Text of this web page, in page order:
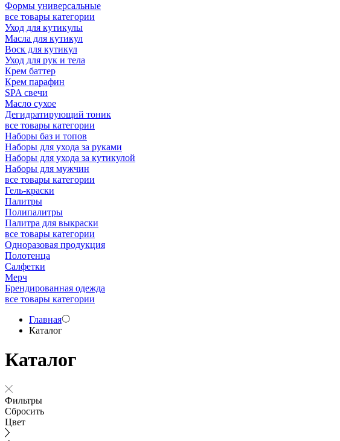
Формы универсальные
все товары категории
Уход для кутикулы
Масла для кутикул
Воск для кутикул
Уход для рук и тела
Крем баттер
Крем парафин
SPA свечи
Масло сухое
Дегидратирующий тоник
все товары категории
Наборы баз и топов
Наборы для ухода за руками
Наборы для ухода за кутикулой
Наборы для мужчин
все товары категории
Гель-краски
Палитры
Полипалитры
Палитра для выкраски
все товары категории
Одноразовая продукция
Полотенца
Салфетки
Мерч
Брендированная одежда
все товары категории
Главная
Каталог
Каталог
Фильтры
Сбросить
Цвет